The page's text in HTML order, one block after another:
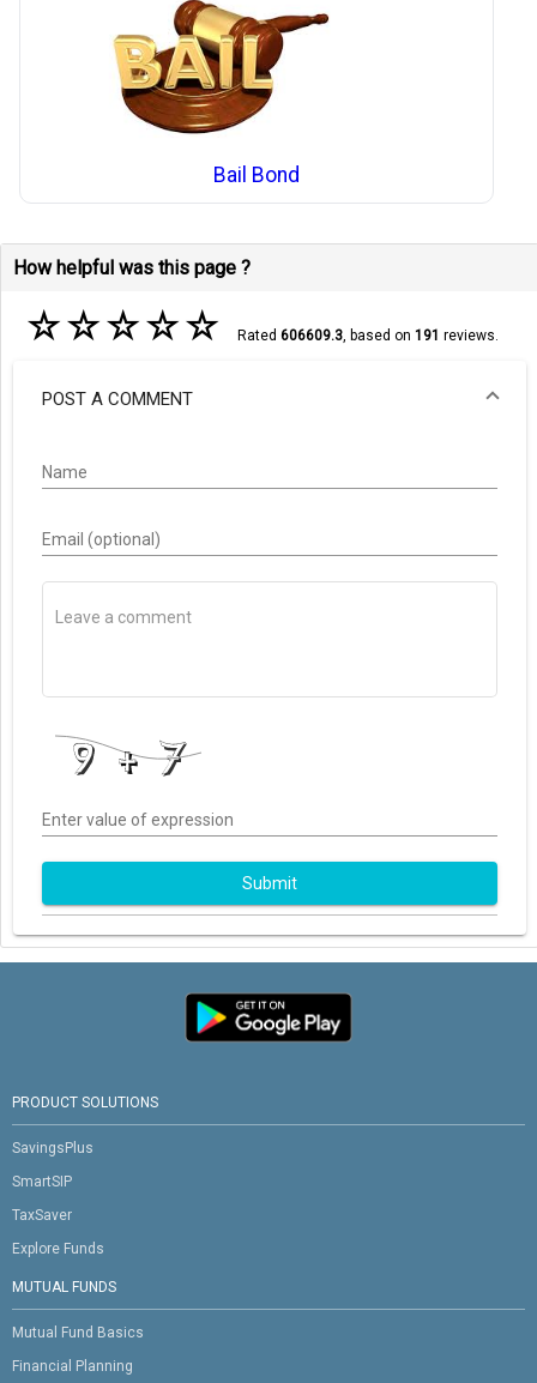
Bail Bond
How helpful was this page ?
☆☆☆☆☆ Rated 606609.3, based on 191 reviews.
POST A COMMENT
Name
Email (optional)
Enter value of expression
Submit
PRODUCT SOLUTIONS
SavingsPlus
SmartSIP
TaxSaver
Explore Funds
MUTUAL FUNDS
Mutual Fund Basics
Financial Planning